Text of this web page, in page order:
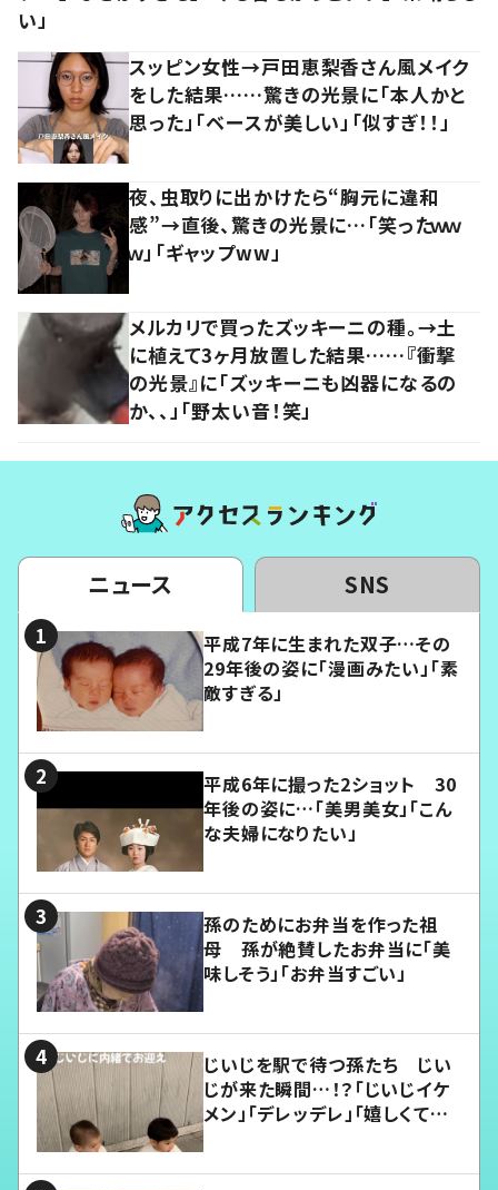
い」
スッピン女性→戸田恵梨香さん風メイク
をした結果……驚きの光景に「本人かと
思った」「ベースが美しい」「似すぎ！！」
夜、虫取りに出かけたら“胸元に違和
感”→直後、驚きの光景に…「笑ったｗｗ
ｗ」「ギャップww」
メルカリで買ったズッキーニの種。→土
に植えて3ヶ月放置した結果……『衝撃
の光景』に「ズッキーニも凶器になるの
か、、」「野太い音！笑」
ニュース SNS
平成7年に生まれた双子…その
29年後の姿に「漫画みたい」「素
敵すぎる」
平成6年に撮った2ショット 30
年後の姿に…「美男美女」「こん
な夫婦になりたい」
孫のためにお弁当を作った祖
母 孫が絶賛したお弁当に「美
味しそう」「お弁当すごい」
じいじを駅で待つ孫たち じい
じが来た瞬間…！？「じいじイケ
メン」「デレッデレ」「嬉しくて可